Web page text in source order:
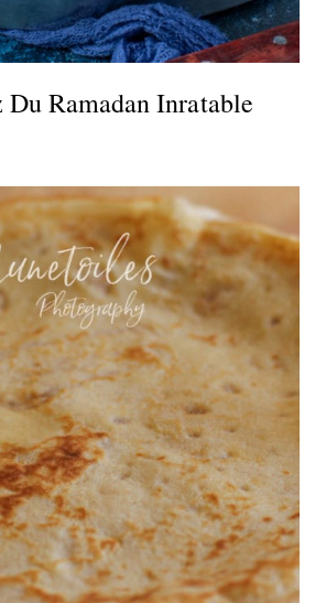
Ramadan Inratable